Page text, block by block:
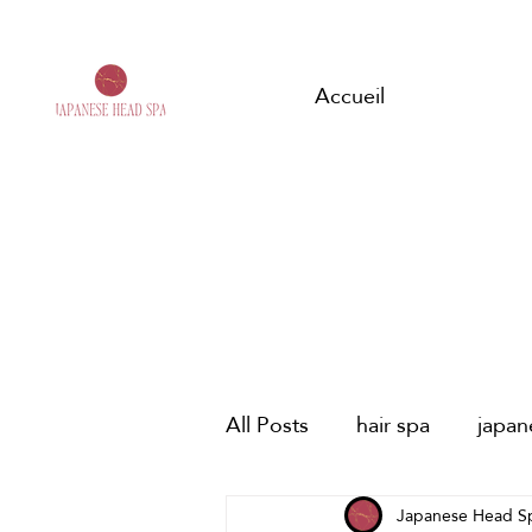
Accueil
All Posts hair spa
spa capilar japonésJapanese Head